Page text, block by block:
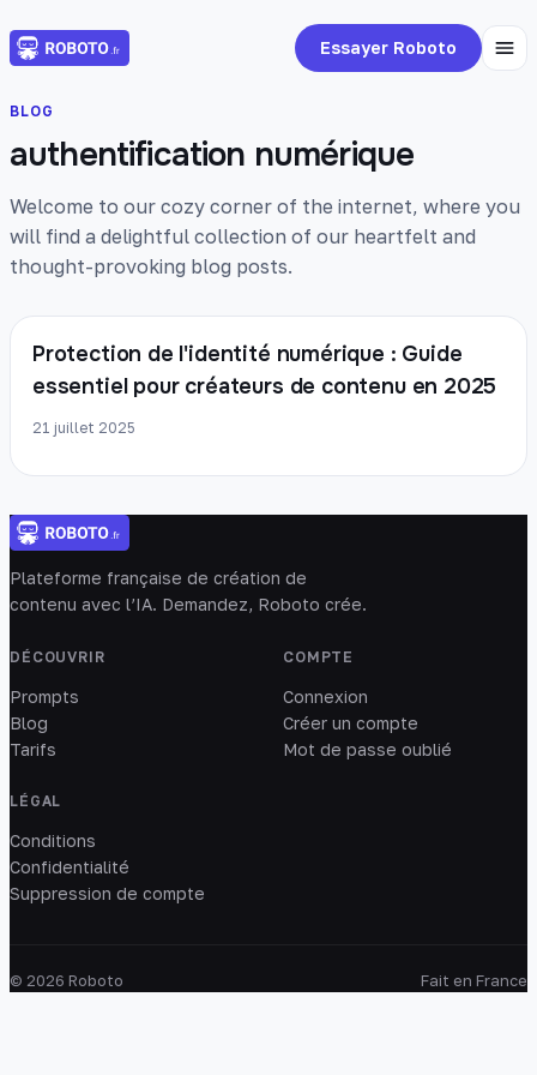
Essayer Roboto
BLOG
authentification numérique
Welcome to our cozy corner of the internet, where you
will find a delightful collection of our heartfelt and
thought-provoking blog posts.
Protection de l'identité numérique : Guide
essentiel pour créateurs de contenu en 2025
21 juillet 2025
Plateforme française de création de
contenu avec l’IA. Demandez, Roboto crée.
DÉCOUVRIR
Prompts
Blog
Tarifs
COMPTE
Connexion
Créer un compte
Mot de passe oublié
LÉGAL
Conditions
Confidentialité
Suppression de compte
© 2026 Roboto Fait en France